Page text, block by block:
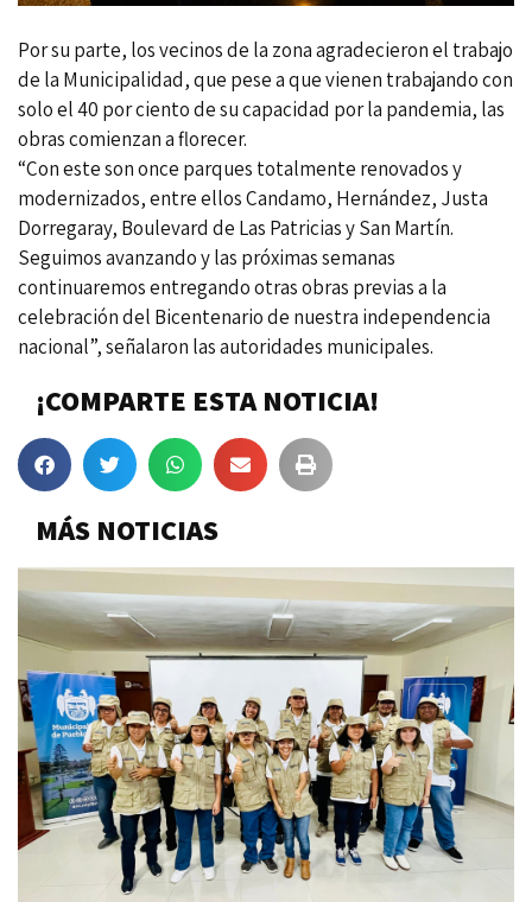
Por su parte, los vecinos de la zona agradecieron el trabajo
de la Municipalidad, que pese a que vienen trabajando con
solo el 40 por ciento de su capacidad por la pandemia, las
obras comienzan a florecer.
“Con este son once parques totalmente renovados y
modernizados, entre ellos Candamo, Hernández, Justa
Dorregaray, Boulevard de Las Patricias y San Martín.
Seguimos avanzando y las próximas semanas
continuaremos entregando otras obras previas a la
celebración del Bicentenario de nuestra independencia
nacional”, señalaron las autoridades municipales.
¡COMPARTE ESTA NOTICIA!
MÁS NOTICIAS